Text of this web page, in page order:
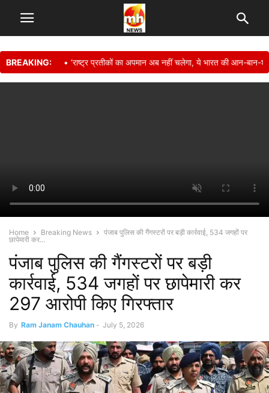
BREAKING: • ‘राष्ट्र प्रतीकों का अपमान अब नहीं चलेगा, ये भारत की आन-बान-
Home Breaking News
पंजाब पुलिस की गैंगस्टरों पर बड़ी कार्रवाई, 534 जगहों पर
छापेमारी कर...
पंजाब पुलिस की गैंगस्टरों पर बड़ी
कार्रवाई, 534 जगहों पर छापेमारी कर
297 आरोपी किए गिरफ्तार
By Ram Janam Chauhan - July 5, 2026